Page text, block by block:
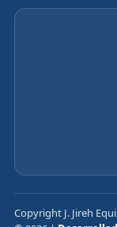
Copyright J. Jireh